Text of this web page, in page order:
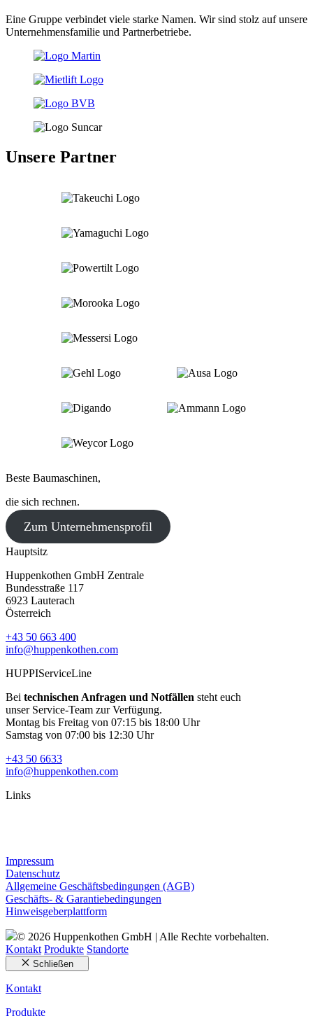
Eine Gruppe verbindet viele starke Namen. Wir sind stolz auf unsere
Unternehmensfamilie und Partnerbetriebe.
Unsere Partner
Beste Baumaschinen,
die sich rechnen.
Zum Unternehmensprofil
Hauptsitz
Huppenkothen GmbH Zentrale
Bundesstraße 117
6923 Lauterach
Österreich
+43 50 663 400
info@huppenkothen.com
HUPPIServiceLine
Bei technischen Anfragen und Notfällen steht euch
unser Service-Team zur Verfügung.
Montag bis Freitag von 07:15 bis 18:00 Uhr
Samstag von 07:00 bis 12:30 Uhr
+43 50 6633
info@huppenkothen.com
Links
Impressum
Datenschutz
Allgemeine Geschäftsbedingungen (AGB)
Geschäfts- & Garantiebedingungen
Hinweisgeberplattform
© 2026 Huppenkothen GmbH | Alle Rechte vorbehalten.
Kontakt Produkte Standorte
Schließen
Kontakt
Produkte